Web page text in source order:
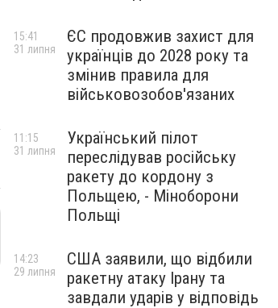
ЄС продовжив захист для
українців до 2028 року та
змінив правила для
військовозобов'язаних
15:41
31 липня
Український пілот
переслідував російську
ракету до кордону з
Польщею, - Міноборони
Польщі
11:15
31 липня
США заявили, що відбили
ракетну атаку Ірану та
завдали ударів у відповідь
14:23
29 липня